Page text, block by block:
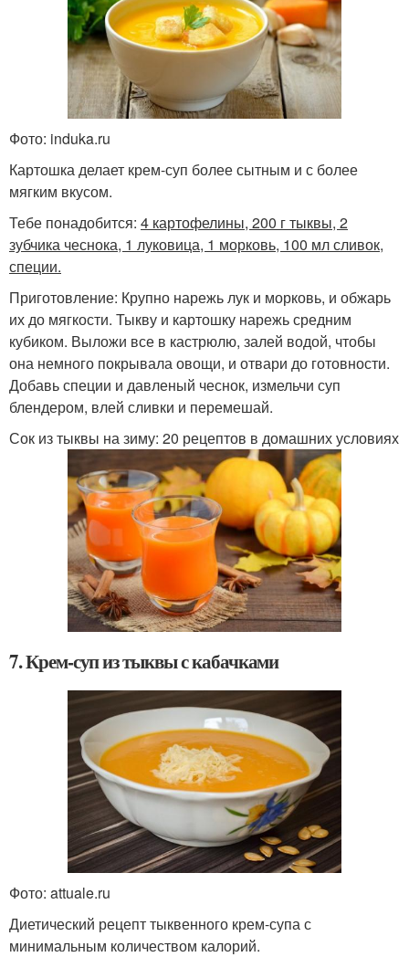
Фото: induka.ru
Картошка делает крем-суп более сытным и с более
мягким вкусом.
Тебе понадобится: 4 картофелины, 200 г тыквы, 2
зубчика чеснока, 1 луковица, 1 морковь, 100 мл сливок,
специи.
Приготовление: Крупно нарежь лук и морковь, и обжарь
их до мягкости. Тыкву и картошку нарежь средним
кубиком. Выложи все в кастрюлю, залей водой, чтобы
она немного покрывала овощи, и отвари до готовности.
Добавь специи и давленый чеснок, измельчи суп
блендером, влей сливки и перемешай.
Сок из тыквы на зиму: 20 рецептов в домашних условиях
7. Крем-суп из тыквы с кабачками
Фото: attuale.ru
Диетический рецепт тыквенного крем-супа с
минимальным количеством калорий.